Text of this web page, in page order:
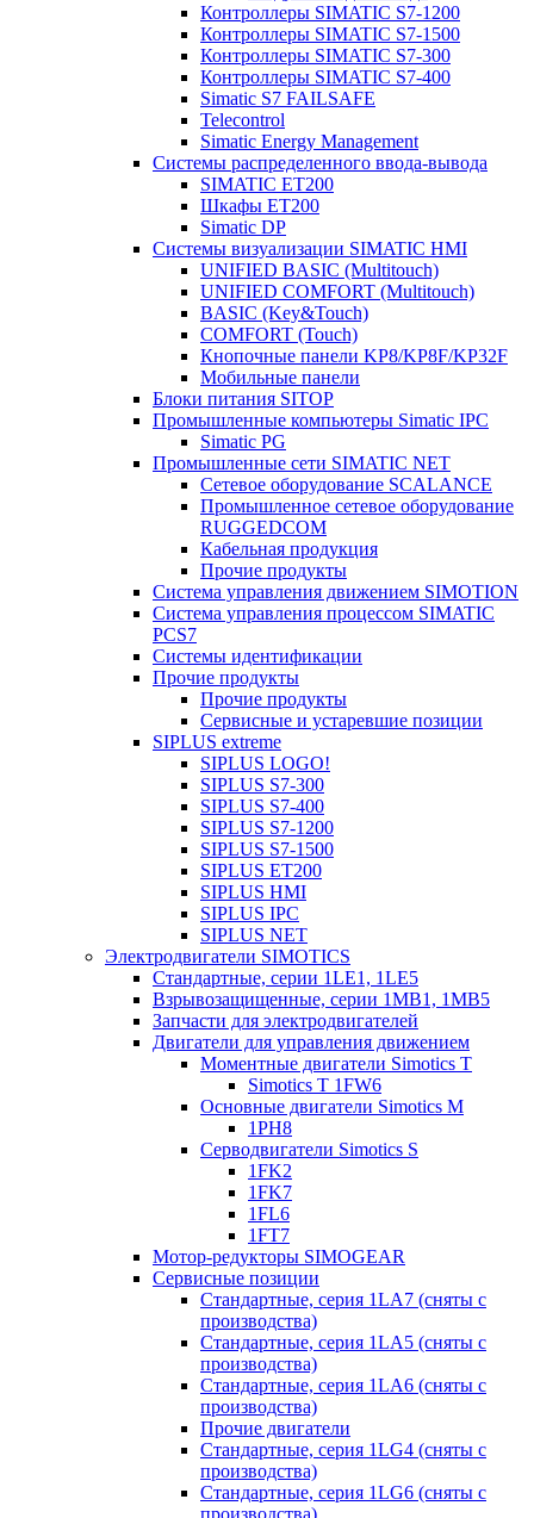
Контроллеры SIMATIC S7-1200
Контроллеры SIMATIC S7-1500
Контроллеры SIMATIC S7-300
Контроллеры SIMATIC S7-400
Simatic S7 FAILSAFE
Telecontrol
Simatic Energy Management
Системы распределенного ввода-вывода
SIMATIC ET200
Шкафы ET200
Simatic DP
Системы визуализации SIMATIC HMI
UNIFIED BASIC (Multitouch)
UNIFIED COMFORT (Multitouch)
BASIC (Key&Touch)
COMFORT (Touch)
Кнопочные панели KP8/KP8F/KP32F
Мобильные панели
Блоки питания SITOP
Промышленные компьютеры Simatic IPC
Simatic PG
Промышленные сети SIMATIC NET
Сетевое оборудование SCALANCE
Промышленное сетевое оборудование
RUGGEDCOM
Кабельная продукция
Прочие продукты
Система управления движением SIMOTION
Система управления процессом SIMATIC
PCS7
Системы идентификации
Прочие продукты
Прочие продукты
Сервисные и устаревшие позиции
SIPLUS extreme
SIPLUS LOGO!
SIPLUS S7-300
SIPLUS S7-400
SIPLUS S7-1200
SIPLUS S7-1500
SIPLUS ET200
SIPLUS HMI
SIPLUS IPC
SIPLUS NET
Электродвигатели SIMOTICS
Стандартные, серии 1LE1, 1LE5
Взрывозащищенные, серии 1MB1, 1MB5
Запчасти для электродвигателей
Двигатели для управления движением
Моментные двигатели Simotics T
Simotics T 1FW6
Основные двигатели Simotics M
1PH8
Серводвигатели Simotics S
1FK2
1FK7
1FL6
1FT7
Мотор-редукторы SIMOGEAR
Сервисные позиции
Стандартные, серия 1LA7 (сняты с
производства)
Стандартные, серия 1LA5 (сняты с
производства)
Стандартные, серия 1LA6 (сняты с
производства)
Прочие двигатели
Стандартные, серия 1LG4 (сняты с
производства)
Стандартные, серия 1LG6 (сняты с
производства)